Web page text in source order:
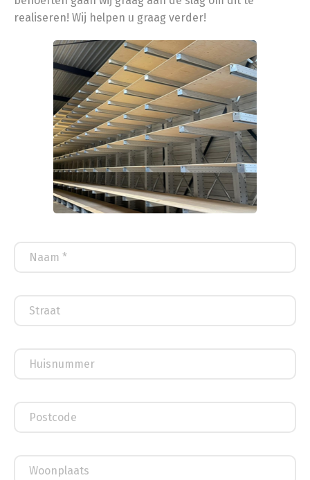
realiseren! Wij helpen u graag verder!